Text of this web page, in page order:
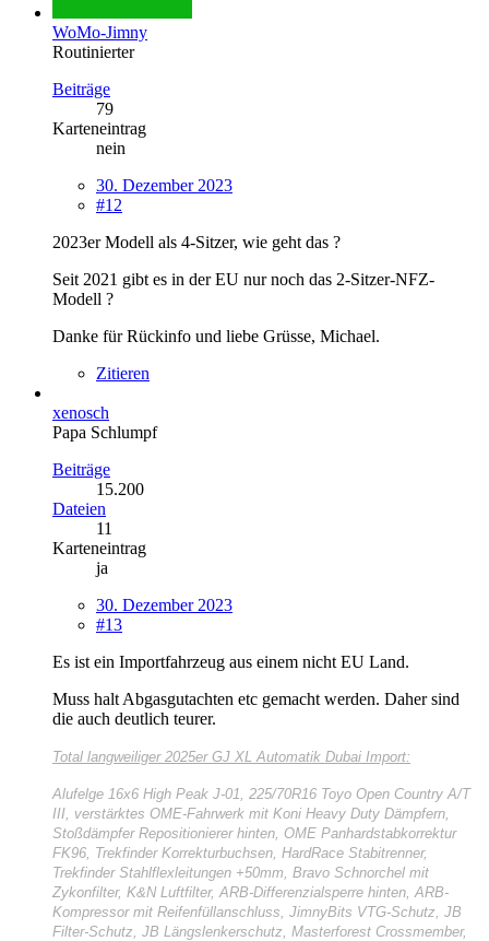
WoMo-Jimny
Routinierter
Beiträge
79
Karteneintrag
nein
30. Dezember 2023
#12
2023er Modell als 4-Sitzer, wie geht das ?
Seit 2021 gibt es in der EU nur noch das 2-Sitzer-NFZ-
Modell ?
Danke für Rückinfo und liebe Grüsse, Michael.
Zitieren
xenosch
Papa Schlumpf
Beiträge
15.200
Dateien
11
Karteneintrag
ja
30. Dezember 2023
#13
Es ist ein Importfahrzeug aus einem nicht EU Land.
Muss halt Abgasgutachten etc gemacht werden. Daher sind
die auch deutlich teurer.
Total langweiliger 2025er GJ XL Automatik Dubai Import:
Alufelge 16x6 High Peak J-01, 225/70R16 Toyo Open Country A/T
III, verstärktes OME-Fahrwerk mit Koni Heavy Duty Dämpfern,
Stoßdämpfer Repositionierer hinten, OME Panhardstabkorrektur
FK96, Trekfinder Korrekturbuchsen, HardRace Stabitrenner,
Trekfinder Stahlflexleitungen +50mm, Bravo Schnorchel mit
Zykonfilter, K&N Luftfilter, ARB-Differenzialsperre hinten, ARB-
Kompressor mit Reifenfüllanschluss, JimnyBits VTG-Schutz, JB
Filter-Schutz, JB Längslenkerschutz, Masterforest Crossmember,